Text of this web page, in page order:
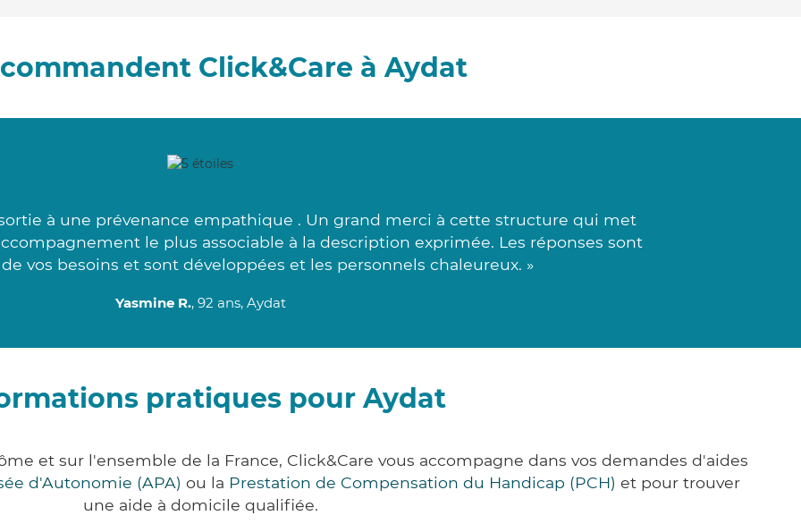
Click&Care à Aydat
à une prévenance empathique . Un grand merci à cette structure qui met
le plus associable à la description exprimée. Les réponses sont
vos besoins et sont développées et les personnels chaleureux. »
Yasmine R., 92 ans, Aydat
pratiques pour Aydat
et sur l'ensemble de la France, Click&Care vous accompagne dans vos demandes d'aides
d'Autonomie (APA) ou la Prestation de Compensation du Handicap (PCH) et pour trouver
une aide à domicile qualifiée.